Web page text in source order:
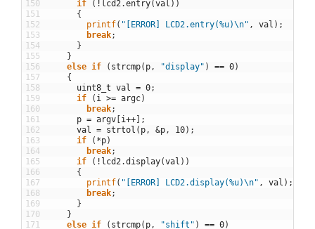
150
151
152
153
154
155
156
157
158
159
160
161
162
163
164
165
166
167
168
169
170
171
if
( ! lcd2.entry(val ) )
{
printf( "[ERROR] LCD2.entry(%u)\n" , val ) ;
break;
}
}
else if ( strcmp( p, "display" ) == 0)
{
uint8 t val = 0;
if
( i >= argc)
break;
p = argv i++
;
val = strtol ( p, &p, 10) ;
if
( *p)
break;
if
( ! lcd2.display(val ) )
{
printf( "[ERROR] LCD2.display(%u)\n" , val ) ;
break;
}
}
else if ( strcmp( p, "shift" ) == 0)